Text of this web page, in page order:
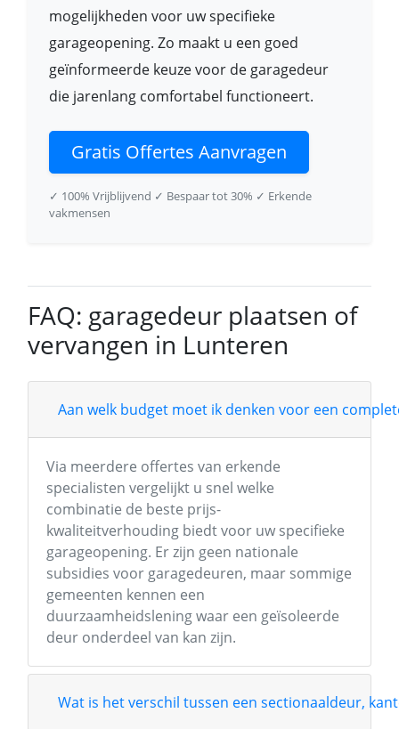
mogelijkheden voor uw specifieke
garageopening. Zo maakt u een goed
geïnformeerde keuze voor de garagedeur
die jarenlang comfortabel functioneert.
Gratis Offertes Aanvragen
✓ 100% Vrijblijvend ✓ Bespaar tot 30% ✓ Erkende
vakmensen
FAQ: garagedeur plaatsen of
vervangen in Lunteren
Aan welk budget moet ik denken voor een
Via meerdere offertes van erkende
specialisten vergelijkt u snel welke
combinatie de beste prijs-
kwaliteitverhouding biedt voor uw specifieke
garageopening. Er zijn geen nationale
subsidies voor garagedeuren, maar sommige
gemeenten kennen een
duurzaamheidslening waar een geïsoleerde
deur onderdeel van kan zijn.
Wat is het verschil tussen een sectionaaldeur,